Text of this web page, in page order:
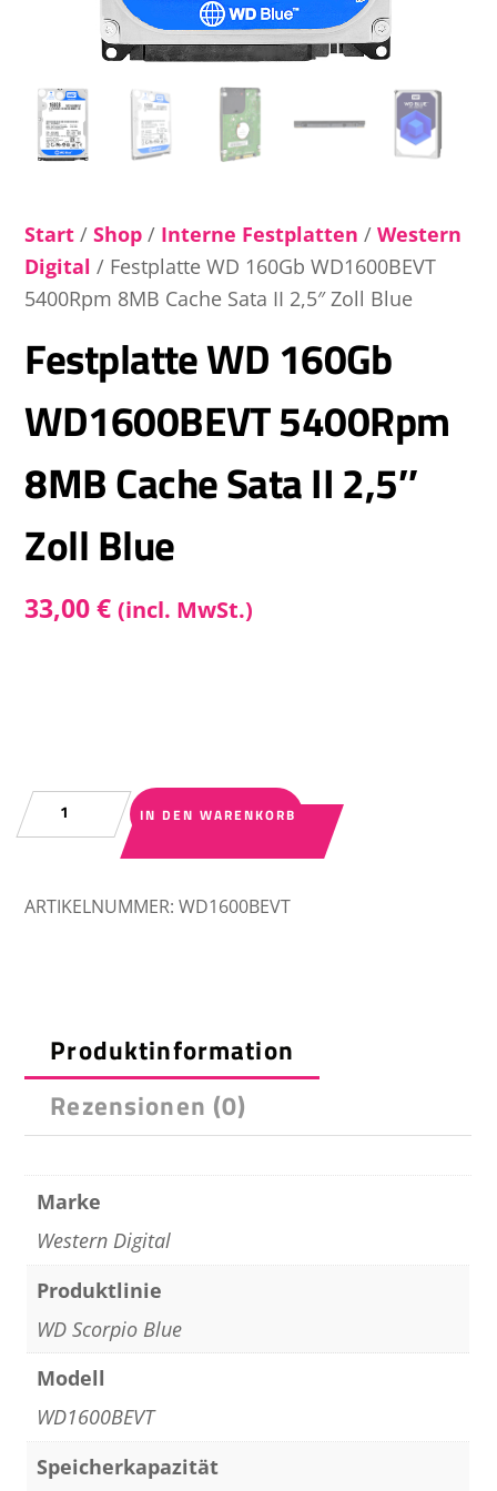
Start /Shop / Interne Festplatten /Western
Digital / Festplatte WD 160Gb WD1600BEVT
5400Rpm 8MB Cache Sata II 2,5″ Zoll Blue
Festplatte WD 160Gb
WD1600BEVT 5400Rpm
8MB Cache Sata II 2,5″
Zoll Blue
33,00€ (incl. MwSt.)
Festplatte
WD
IN DEN WARENKORB
ARTIKELNUMMER:WD1600BEVT
Produktinformation
Rezensionen (0)
Marke
Western Digital
Produktlinie
WD Scorpio Blue
Modell
WD1600BEVT
Speicherkapazität